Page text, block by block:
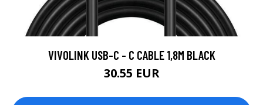
VIVOLINK USB-C - C CABLE 1,8M BLACK
30.55 EUR